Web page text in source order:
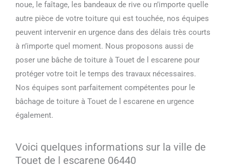
noue, le faîtage, les bandeaux de rive ou n’importe quelle
autre pièce de votre toiture qui est touchée, nos équipes
peuvent intervenir en urgence dans des délais très courts
à n’importe quel moment. Nous proposons aussi de
poser une bâche de toiture à Touet de l escarene pour
protéger votre toit le temps des travaux nécessaires.
Nos équipes sont parfaitement compétentes pour le
bâchage de toiture à Touet de l escarene en urgence
également.
Voici quelques informations sur la ville de
Touet de l escarene 06440